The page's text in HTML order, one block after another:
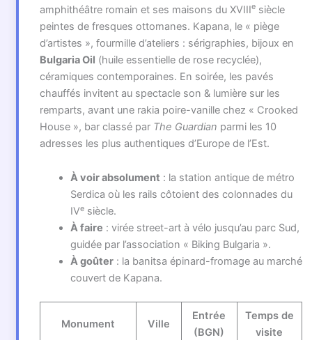
amphithéâtre romain et ses maisons du XVIIIesiècle
peintes de fresques ottomanes. Kapana, le « piège
d’artistes », fourmille d’ateliers : sérigraphies, bijoux en
Bulgaria Oil (huile essentielle de rose recyclée),
céramiques contemporaines. En soirée, les pavés
chauffés invitent au spectacle son & lumière sur les
remparts, avant une rakia poire-vanille chez « Crooked
House », bar classé par The Guardian parmi les 10
adresses les plus authentiques d’Europe de l’Est.
À voir absolument : la station antique de métro
Serdica où les rails côtoient des colonnades du
IVesiècle.
À faire : virée street-art à vélo jusqu’au parc Sud,
guidée par l’association « Biking Bulgaria ».
À goûter: la banitsa épinard-fromage au marché
couvert de Kapana.
Monument Ville
Entrée
(BGN)
Temps de
visite